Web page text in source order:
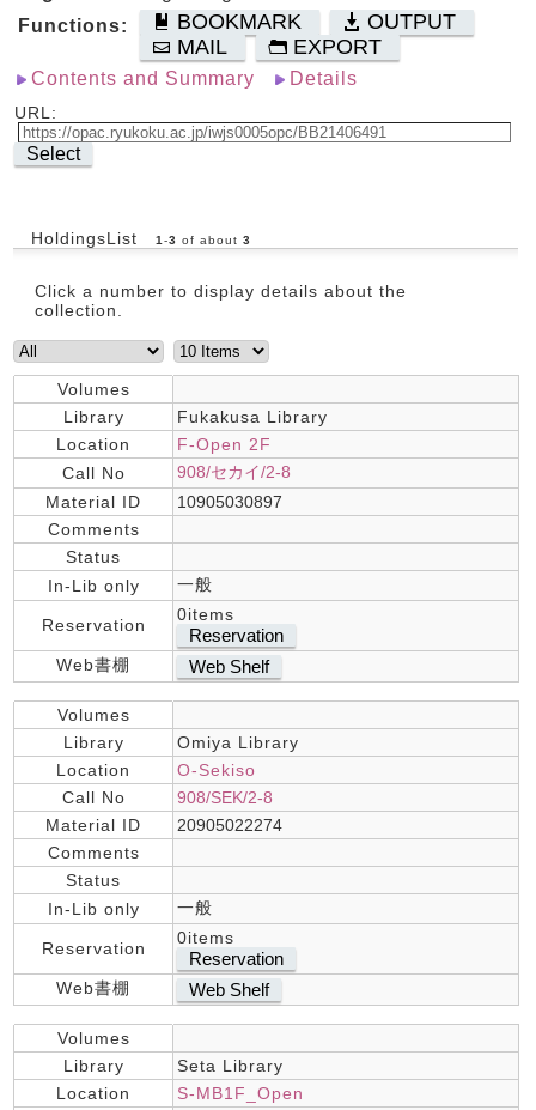
Functions:
BOOKMARK
OUTPUT
MAIL
EXPORT
Contents and Summary Details
URL:
Select
HoldingsList 1 -3 of about 3
Click a number to display details about the
collection.
Volumes
Library
Fukakusa Library
Location
F-Open 2F
Call No
908/セカイ/2-8
Material ID
10905030897
Comments
Status
In-Lib only
一般
Reservation
0items
Reservation
Web書棚 Web Shelf
Volumes
Library
Omiya Library
Location
O-Sekiso
Call No
908/SEK/2-8
Material ID
20905022274
Comments
Status
In-Lib only
一般
Reservation
0items
Reservation
Web書棚 Web Shelf
Volumes
Library
Seta Library
Location
S-MB1F_Open